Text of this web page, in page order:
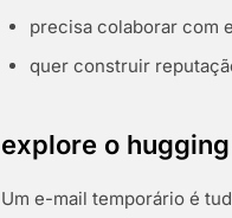
precisa colaborar com
quer construir
explore o
Um e-mail temporário é